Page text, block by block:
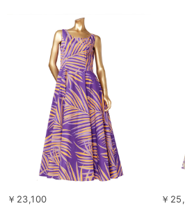
￥23,100 ￥